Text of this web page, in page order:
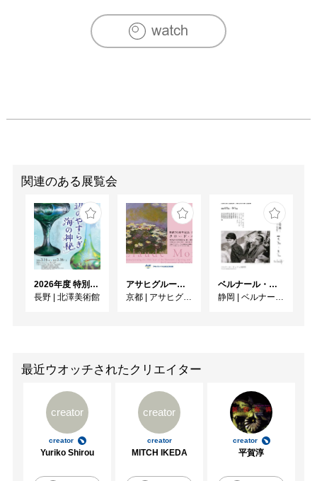
関連のある展覧会
2026年度 特別展「ガレとドーム、アール･ヌーヴォーのガラス 水辺のやすらぎ、海の神秘」
長野 | 北澤美術館
アサヒグループ大山崎山荘美術館 開館30周年記念展「没後100年 クロード・モネ」
京都 | アサヒグループ大山崎山荘美術館
ベルナール・ビュフェと写真 ーカメラがとらえたビュフェとその時代、そして21 世紀へ
静岡 | ベルナール・ビュフェ美術館
最近ウオッチされたクリエイター
creator
creator
Yuriko Shirou
creator
creator
MITCH IKEDA
creator
平賀淳